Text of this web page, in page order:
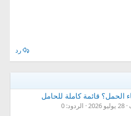
رد
الحمل؟ قائمة كاملة للحامل
28 يوليو 2026
الردود: 0